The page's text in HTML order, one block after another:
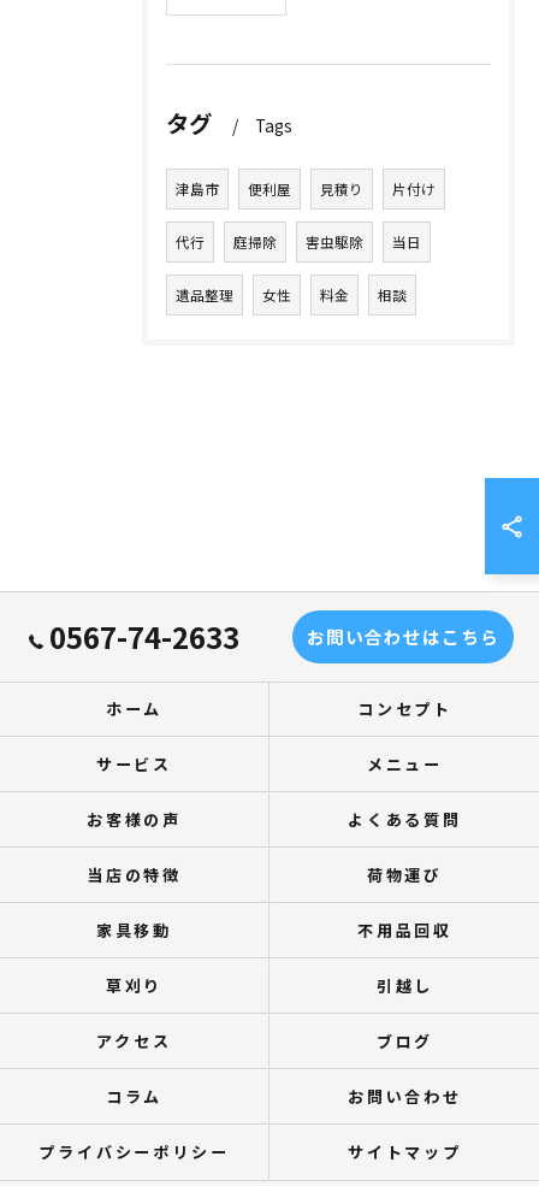
タグ Tags
津島市 便利屋 見積り 片付け
代行 庭掃除 害虫駆除 当日
遺品整理 女性 料金 相談
0567-74-2633 お問い合わせはこちら
ホーム コンセプト
サービス メニュー
お客様の声 よくある質問
当店の特徴 荷物運び
家具移動 不用品回収
草刈り 引越し
アクセス ブログ
コラム お問い合わせ
プライバシーポリシー サイトマップ